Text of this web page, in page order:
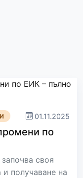
01.11.2025
по
своя
получаване на